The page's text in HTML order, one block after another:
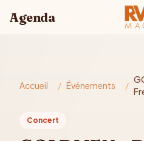
Agenda
Accueil / Événements /
Concert